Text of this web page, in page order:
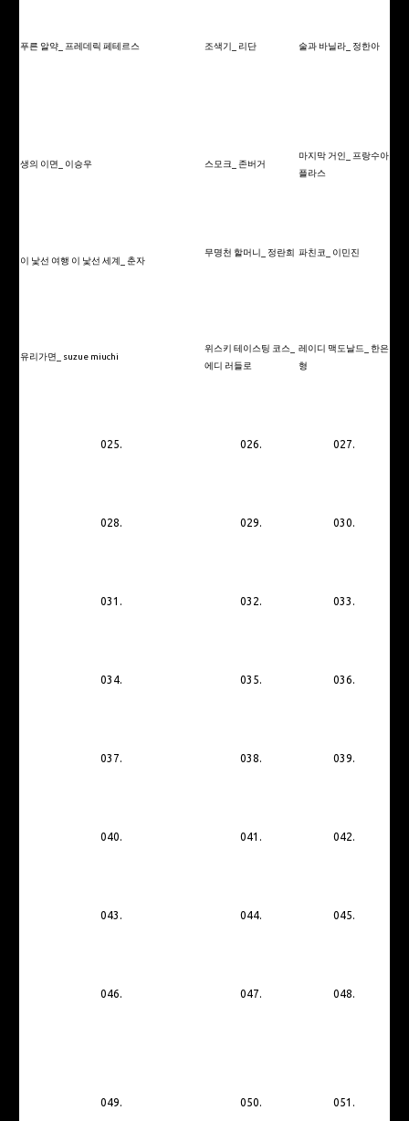
푸른 알약_ 프레데릭 페테르스 조색기_ 리단 술과 바닐라_ 정한아
생의 이면_ 이승우 스모크_ 존버거
마지막 거인_ 프랑수아
플라스
이 낯선 여행 이 낯선 세계_ 춘자
무명천 할머니_ 정란희 파친코_ 이민진
유리가면_ suzue miuchi
위스키 테이스팅 코스_
에디 러들로
레이디 맥도날드_ 한은
형
025. 026. 027.
028. 029. 030.
031. 032. 033.
034. 035. 036.
037. 038. 039.
040. 041. 042.
043. 044. 045.
046. 047. 048.
049. 050. 051.